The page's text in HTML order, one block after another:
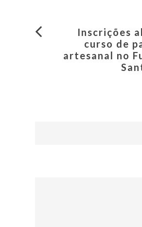
Inscrições
curso de
artesanal no